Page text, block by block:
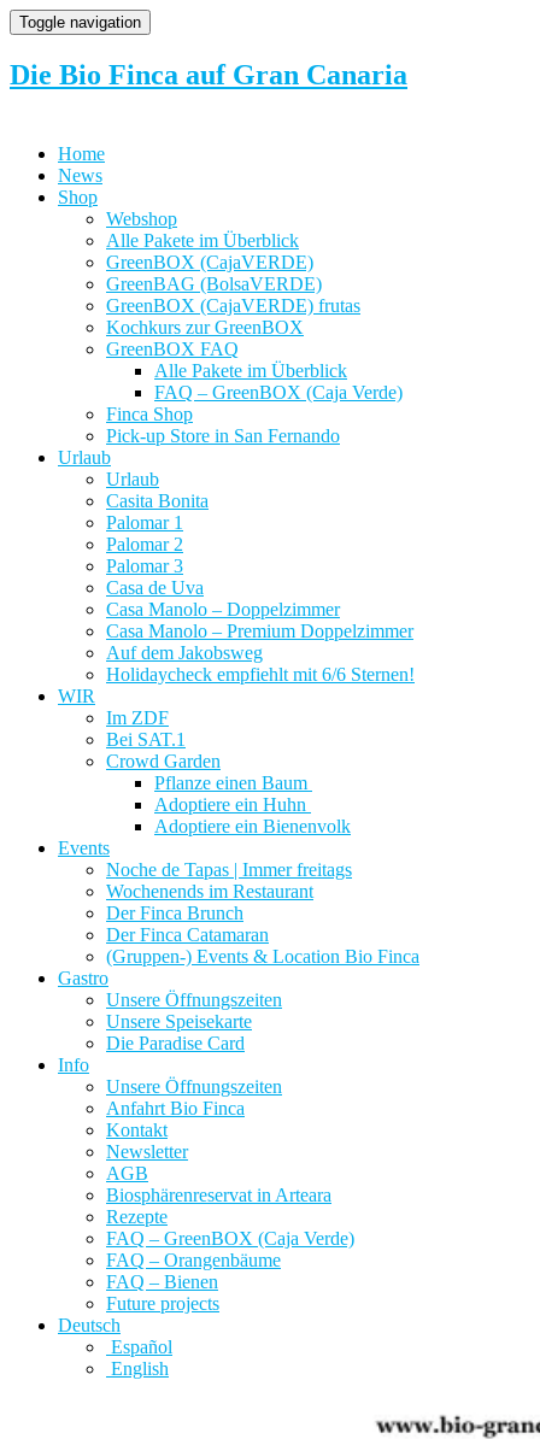
Toggle navigation
Die Bio Finca auf Gran Canaria
Home
News
Shop
Webshop
Alle Pakete im Überblick
GreenBOX (CajaVERDE)
GreenBAG (BolsaVERDE)
GreenBOX (CajaVERDE) frutas
Kochkurs zur GreenBOX
GreenBOX FAQ
Alle Pakete im Überblick
FAQ – GreenBOX (Caja Verde)
Finca Shop
Pick-up Store in San Fernando
Urlaub
Urlaub
Casita Bonita
Palomar 1
Palomar 2
Palomar 3
Casa de Uva
Casa Manolo – Doppelzimmer
Casa Manolo – Premium Doppelzimmer
Auf dem Jakobsweg
Holidaycheck empfiehlt mit 6/6 Sternen!
WIR
Im ZDF
Bei SAT.1
Crowd Garden
Pflanze einen Baum
Adoptiere ein Huhn
Adoptiere ein Bienenvolk
Events
Noche de Tapas | Immer freitags
Wochenends im Restaurant
Der Finca Brunch
Der Finca Catamaran
(Gruppen-) Events & Location Bio Finca
Gastro
Unsere Öffnungszeiten
Unsere Speisekarte
Die Paradise Card
Info
Unsere Öffnungszeiten
Anfahrt Bio Finca
Kontakt
Newsletter
AGB
Biosphärenreservat in Arteara
Rezepte
FAQ – GreenBOX (Caja Verde)
FAQ – Orangenbäume
FAQ – Bienen
Future projects
Deutsch
Español
English